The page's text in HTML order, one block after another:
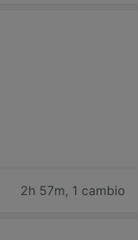
2h 57m, 1 cambio